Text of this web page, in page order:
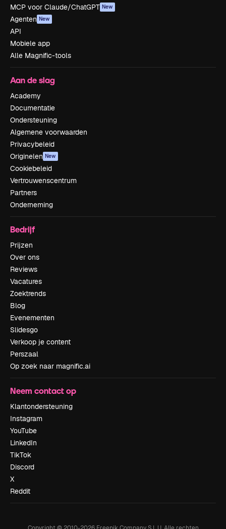
MCP voor Claude/ChatGPT New
Agenten New
API
Mobiele app
Alle Magnific-tools
Aan de slag
Academy
Documentatie
Ondersteuning
Algemene voorwaarden
Privacybeleid
Originelen New
Cookiebeleid
Vertrouwenscentrum
Partners
Onderneming
Bedrijf
Prijzen
Over ons
Reviews
Vacatures
Zoektrends
Blog
Evenementen
Slidesgo
Verkoop je content
Perszaal
Op zoek naar magnific.ai
Neem contact op
Klantondersteuning
Instagram
YouTube
LinkedIn
TikTok
Discord
X
Reddit